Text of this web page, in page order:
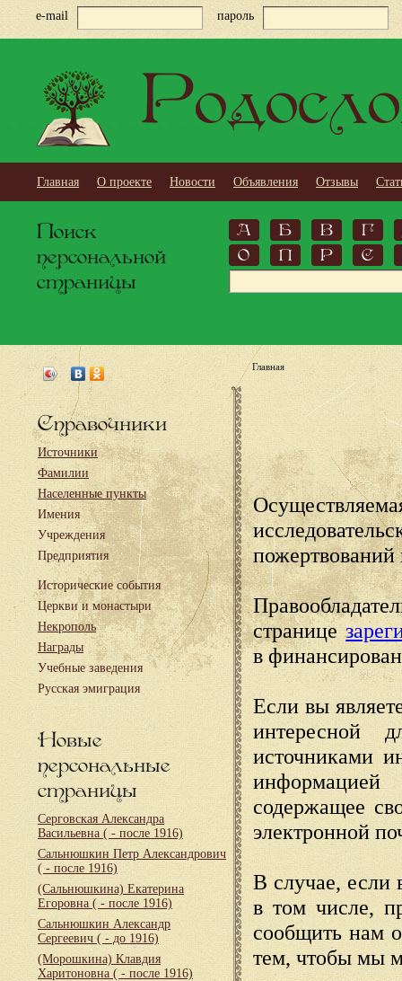
e-mail пароль
Главная О проекте Новости Объявления Отзывы
Поиск
персональной
страницы
А Б В
Г
О
П Р С
Справочники
Источники
Фамилии
Населенные пункты
Имения
Учреждения
Предприятия
Исторические события
Церкви и монастыри
Некрополь
Награды
Учебные заведения
Русская эмиграция
Новые
персональные
страницы
Серговская Александра
Васильевна ( - после 1916)
Сальнюшкин Петр Александрович
( - после 1916)
(Сальнюшкина) Екатерина
Егоровна ( - после 1916)
Сальнюшкин Александр
Сергеевич ( - до 1916)
(Морошкина) Клавдия
Харитоновна ( - после 1916)
Главная
пожертвований
странице
в
Если вы
интересной
источниками
содержащее
электронной
В случае, если
в том числе,
сообщить нам
тем, чтобы мы